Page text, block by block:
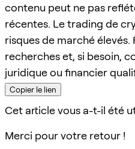
contenu peut ne pas
récentes. Le trading de
risques de marché élevés.
recherches et, si besoin,
juridique ou financier
Copier le lien
Cet article vous a-t-il été
Merci pour votre retour !